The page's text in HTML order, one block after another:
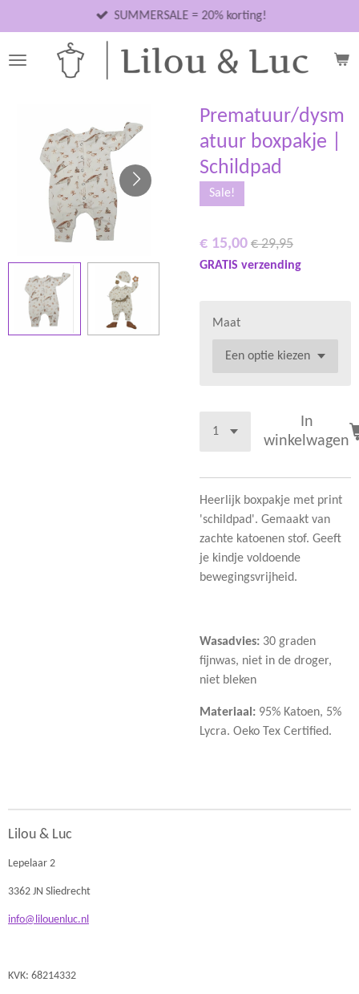
direct
naar
SUMMERSALE = 20% korting!
Prematuur/dysm
atuur boxpakje |
Schildpad
Sale!
€ 15,00 € 29,95
GRATIS verzending
Maat
In
winkelwagen
Heerlijk boxpakje met print
'schildpad'. Gemaakt van
zachte katoenen stof. Geeft
je kindje voldoende
bewegingsvrijheid.
Wasadvies: 30 graden
fijnwas, niet in de droger,
niet bleken
Materiaal: 95% Katoen, 5%
Lycra. Oeko Tex Certified.
Lilou & Luc
Lepelaar 2
3362 JN Sliedrecht
info@lilouenluc.nl
KVK: 68214332